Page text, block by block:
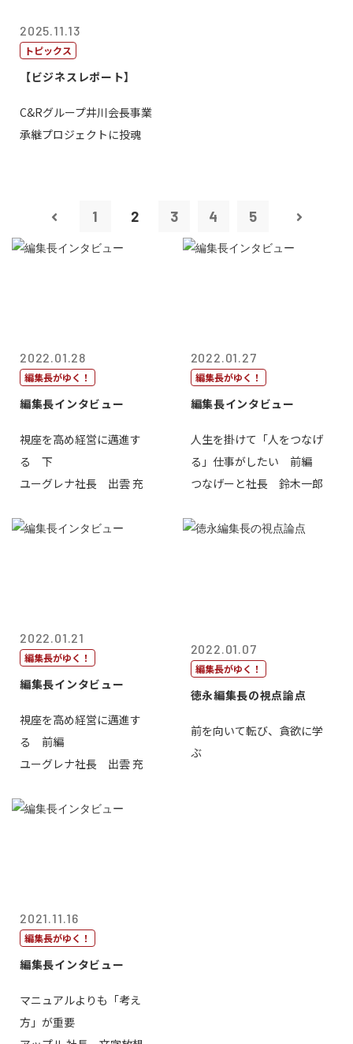
2025.11.13
トピックス
【ビジネスレポート】
C&Rグループ井川会長事業
承継プロジェクトに投魂
1 2 3 4 5
2022.01.28
編集長がゆく！
編集長インタビュー
視座を高め経営に邁進す
る 下
ユーグレナ社長 出雲 充
2022.01.27
編集長がゆく！
編集長インタビュー
人生を掛けて「人をつなげ
る」仕事がしたい 前編
つなげーと社長 鈴木一郎
2022.01.21
編集長がゆく！
編集長インタビュー
視座を高め経営に邁進す
る 前編
ユーグレナ社長 出雲 充
2022.01.07
編集長がゆく！
徳永編集長の視点論点
前を向いて転び、貪欲に学
ぶ
2021.11.16
編集長がゆく！
編集長インタビュー
マニュアルよりも「考え
方」が重要